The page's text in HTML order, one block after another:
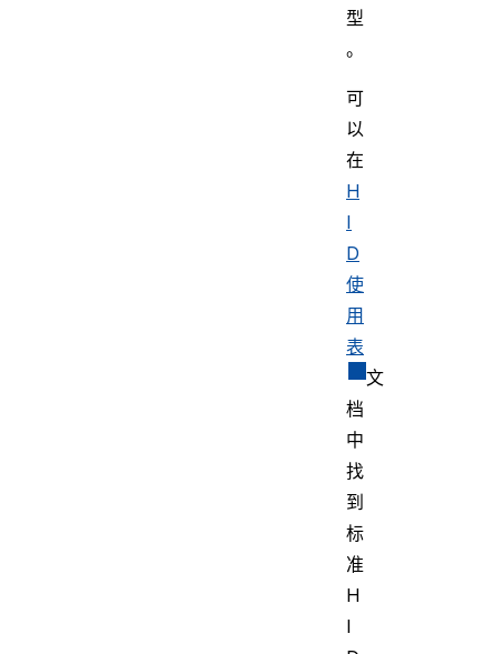
型
。
可
以
在
H
I
D
使
用
表
文
档
中
找
到
标
准
H
I